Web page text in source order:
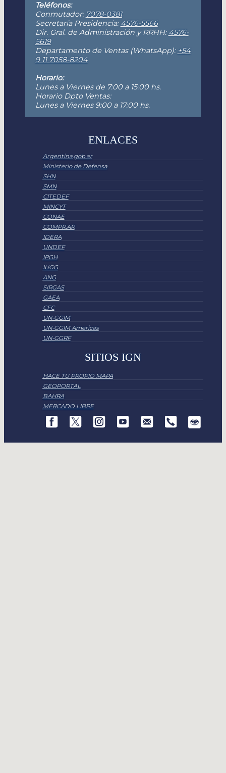
Teléfonos:
Conmutador: 7078-0381
Secretaría Presidencia: 4576-5566
Dir. Gral. de Administración y RRHH: 4576-
5619
Departamento de Ventas (WhatsApp): +54
9 11 7058-8204
Horario:
Lunes a Viernes de 7:00 a 15:00 hs.
Horario Dpto Ventas:
Lunes a Viernes 9:00 a 17:00 hs.
ENLACES
Argentina.gob.ar
Ministerio de Defensa
SHN
SMN
CITEDEF
MINCYT
CONAE
COMPR.AR
IDERA
UNDEF
IPGH
IUGG
ANG
SIRGAS
GAEA
CFC
UN-GGIM
UN-GGIM Americas
UN-GGRF
SITIOS IGN
HACE TU PROPIO MAPA
GEOPORTAL
BAHRA
MERCADO LIBRE